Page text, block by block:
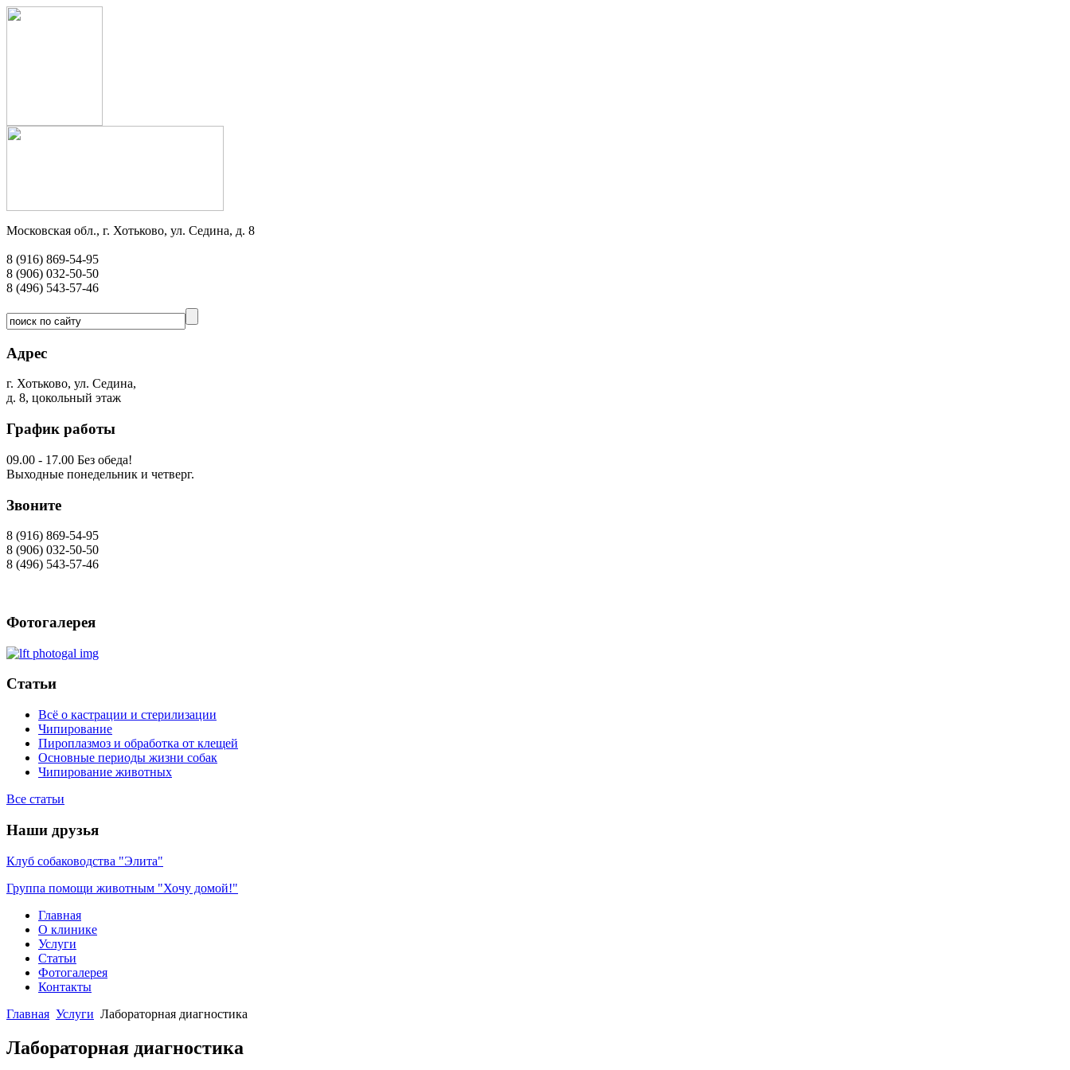
Московская обл., г. Хотьково, ул. Седина, д. 8
8 (916) 869-54-95
8 (906) 032-50-50
8 (496) 543-57-46
Адрес
г. Хотьково, ул. Седина,
д. 8, цокольный этаж
График работы
09.00 - 17.00 Без обеда!
Выходные понедельник и четверг.
Звоните
8 (916) 869-54-95
8 (906) 032-50-50
8 (496) 543-57-46
Фотогалерея
Статьи
Всё о кастрации и стерилизации
Чипирование
Пироплазмоз и обработка от клещей
Основные периоды жизни собак
Чипирование животных
Все статьи
Наши друзья
Клуб собаководства "Элита"
Группа помощи животным "Хочу домой!"
Главная
О клинике
Услуги
Статьи
Фотогалерея
Контакты
Главная Услуги Лабораторная диагностика
Лабораторная диагностика